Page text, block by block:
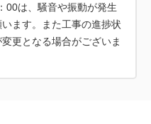
00は、騒音や振動が発生
ます。また工事の進捗状
更となる場合がございま